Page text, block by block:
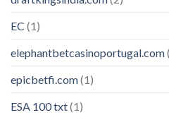
EC (1)
elephantbetcasinoportugal.com
epicbetfi.com(1)
ESA 100 txt(1)